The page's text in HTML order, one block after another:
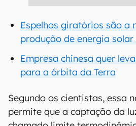
Espelhos giratórios são a
produção de energia
Empresa chinesa quer
para a órbita da Terra
Segundo os cientistas, essa
permite que a captação da